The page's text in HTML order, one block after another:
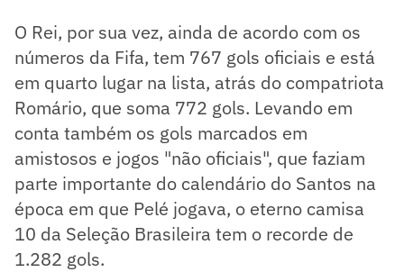
O Rei, por sua vez, ainda de acordo com os
números da Fifa, tem 767 gols oficiais e está
em quarto lugar na lista, atrás do compatriota
Romário, que soma 772 gols. Levando em
conta também os gols marcados em
amistosos e jogos "não oficiais", que faziam
parte importante do calendário do Santos na
época em que Pelé jogava, o eterno camisa
10 da Seleção Brasileira tem o recorde de
1.282 gols.